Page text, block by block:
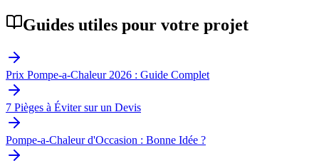
Guides utiles pour votre projet
Prix Pompe-a-Chaleur 2026 : Guide Complet
7 Pièges à Éviter sur un Devis
Pompe-a-Chaleur d'Occasion : Bonne Idée ?